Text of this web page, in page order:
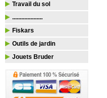
Travail du sol
....................
Fiskars
Outils de jardin
Jouets Bruder